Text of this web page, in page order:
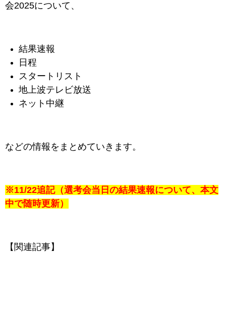
会2025について、
結果速報
日程
スタートリスト
地上波テレビ放送
ネット中継
などの情報をまとめていきます。
※11/22追記（選考会当日の結果速報について、本文
中で随時更新）
【関連記事】